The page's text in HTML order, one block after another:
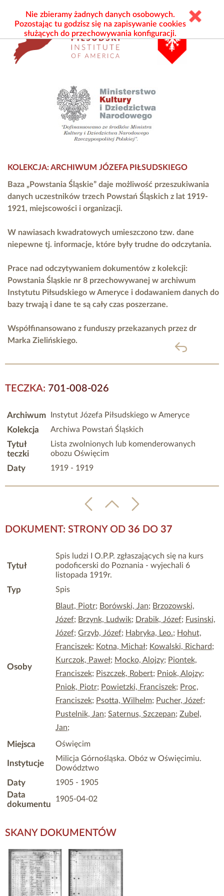
KOLEKCJA: ARCHIWUM JÓZEFA PIŁSUDSKIEGO
Baza „Powstania Śląskie” daje możliwość przeszukiwania
danych uczestników trzech Powstań Śląskich z lat 1919-
1921, miejscowości i organizacji.
W nawiasach kwadratowych umieszczono tzw. dane
niepewne tj. informacje, które były trudne do odczytania.
Prace nad odczytywaniem dokumentów z kolekcji:
Powstania Śląskie nr 8 przechowywanej w archiwum
Instytutu Piłsudskiego w Ameryce i dodawaniem danych do
bazy trwają i dane te są cały czas poszerzane.
Współfinansowano z funduszy przekazanych przez dr
Marka Zielińskiego.
powrót
TECZKA: 701-008-026
Archiwum Instytut Józefa Piłsudskiego w Ameryce
Kolekcja Archiwa Powstań Śląskich
Tytuł
teczki
Lista zwolnionych lub komenderowanych
obozu Oświęcim
Daty 1919 - 1919
DOKUMENT: STRONY OD 36 DO 37
Tytuł
Spis ludzi I O.P.P. zgłaszających się na kurs
podoficerski do Poznania - wyjechali 6
listopada 1919r.
Typ Spis
Osoby
Blaut, Piotr; Borówski, Jan; Brzozowski,
Józef; Brzynk, Ludwik; Drabik, Józef; Fusinski,
Józef; Grzyb, Józef; Habryka, Leo.; Hohut,
Franciszek; Kotna, Michał; Kowalski, Richard;
Kurczok, Paweł; Mocko, Alojzy; Piontek,
Franciszek; Piszczek, Robert; Pniok, Alojzy;
Pniok, Piotr; Powietzki, Franciszek; Proc,
Franciszek; Psotta, Wilhelm; Pucher, Józef;
Pustelnik, Jan; Saternus, Szczepan; Zubel,
Jan;
Miejsca Oświęcim
Instytucje
Milicja Górnośląska. Obóz w Oświęcimiu.
Dowództwo
Daty 1905 - 1905
Data
dokumentu
1905-04-02
SKANY DOKUMENTÓW
Nie zbieramy żadnych danych osobowych.
Pozostając tu godzisz się na zapisywanie cookies
służących do przechowywania konfiguracji.